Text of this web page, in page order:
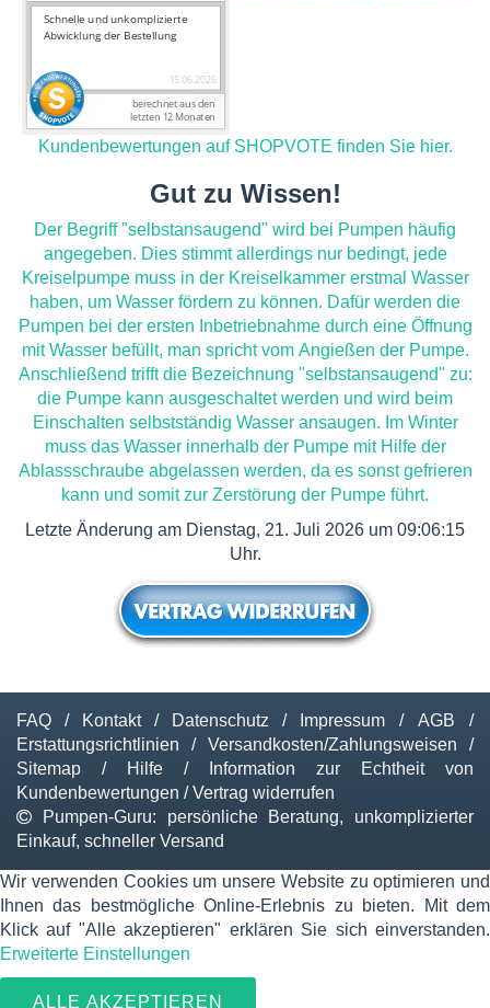
Kundenbewertungen auf SHOPVOTE finden Sie hier.
Gut zu Wissen!
Der Begriff "selbstansaugend" wird bei Pumpen häufig
angegeben. Dies stimmt allerdings nur bedingt, jede
Kreiselpumpe muss in der Kreiselkammer erstmal Wasser
haben, um Wasser fördern zu können. Dafür werden die
Pumpen bei der ersten Inbetriebnahme durch eine Öffnung
mit Wasser befüllt, man spricht vom Angießen der Pumpe.
Anschließend trifft die Bezeichnung "selbstansaugend" zu:
die Pumpe kann ausgeschaltet werden und wird beim
Einschalten selbstständig Wasser ansaugen. Im Winter
muss das Wasser innerhalb der Pumpe mit Hilfe der
Ablassschraube abgelassen werden, da es sonst gefrieren
kann und somit zur Zerstörung der Pumpe führt.
Letzte Änderung am Dienstag, 21. Juli 2026 um 09:06:15
Uhr.
FAQ / Kontakt / Datenschutz / Impressum / AGB
/
Erstattungsrichtlinien
/ Versandkosten/Zahlungsweisen
/
Sitemap
/ Hilfe /
Information zur Echtheit von
Kundenbewertungen / Vertrag widerrufen
Pumpen-Guru: persönliche Beratung, unkomplizierter
Einkauf, schneller Versand
Wir verwenden Cookies um unsere Website zu optimieren und
Ihnen das bestmögliche Online-Erlebnis zu bieten. Mit dem
Klick auf "Alle akzeptieren" erklären Sie sich einverstanden.
Erweiterte Einstellungen
ALLE AKZEPTIEREN